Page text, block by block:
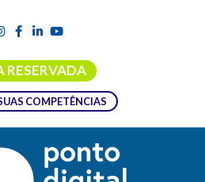
RESERVADA
COMPETÊNCIAS